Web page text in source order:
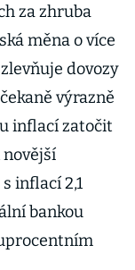
za zhruba
měna o více
dovozy
výrazně
inflací zatočit
inflací 2,1
bankou